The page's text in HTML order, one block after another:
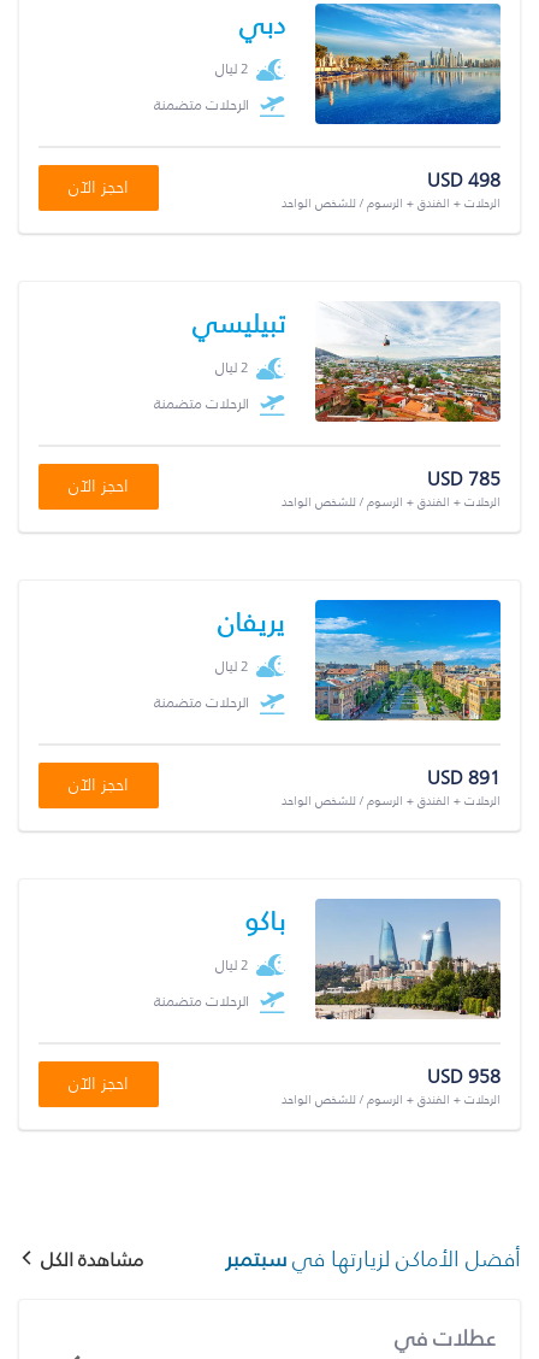
دبي
2 ليال
الرحلات متضمنة
USD 498
الرحلات + الفندق + الرسوم / للشخص الواحد
احجز الآن
تبيليسي
2 ليال
الرحلات متضمنة
USD 785
الرحلات + الفندق + الرسوم / للشخص الواحد
احجز الآن
يريفان
2 ليال
الرحلات متضمنة
USD 891
الرحلات + الفندق + الرسوم / للشخص الواحد
احجز الآن
باكو
2 ليال
الرحلات متضمنة
USD 958
الرحلات + الفندق + الرسوم / للشخص الواحد
احجز الآن
أفضل الأماكن لزيارتها فيسبتمبر مشاهدة الكل
عطلات في